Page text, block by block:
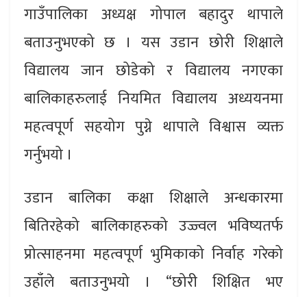
गाउँपालिका अध्यक्ष गोपाल बहादुर थापाले
बताउनुभएको छ । यस उडान छोरी शिक्षाले
विद्यालय जान छोडेको र विद्यालय नगएका
बालिकाहरुलाई नियमित विद्यालय अध्ययनमा
महत्वपूर्ण सहयोग पुग्ने थापाले विश्वास व्यक्त
गर्नुभयो ।
उडान बालिका कक्षा शिक्षाले अन्धकारमा
बितिरहेको बालिकाहरुको उज्ज्वल भविष्यतर्फ
प्रोत्साहनमा महत्वपूर्ण भुमिकाको निर्वाह गरेको
उहाँले बताउनुभयो । “छोरी शिक्षित भए